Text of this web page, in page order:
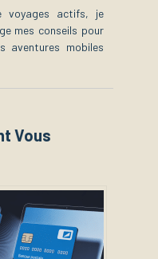
voyages actifs, je
mes conseils pour
aventures mobiles
Vous